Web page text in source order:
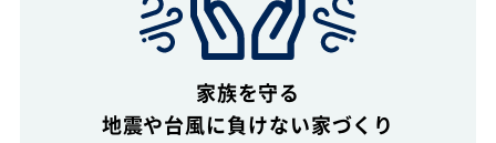
家族を守る
地震や台風に負けない家づくり